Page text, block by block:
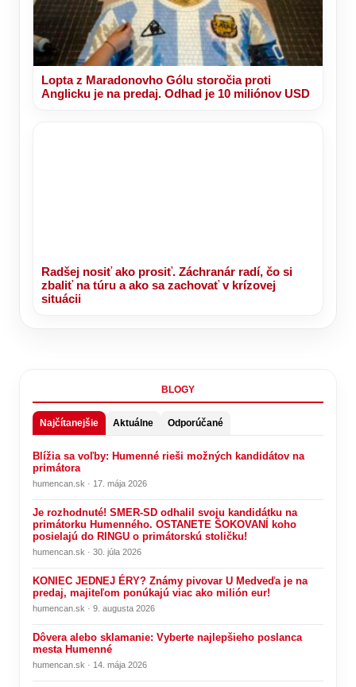
Lopta z Maradonovho Gólu storočia proti
Anglicku je na predaj. Odhad je 10 miliónov USD
Radšej nosiť ako prosiť. Záchranár radí, čo si
zbaliť na túru a ako sa zachovať v krízovej
situácii
BLOGY
Najčítanejšie Aktuálne Odporúčané
Blížia sa voľby: Humenné rieši možných kandidátov na
primátora
humencan.sk · 17. mája 2026
Je rozhodnuté! SMER-SD odhalil svoju kandidátku na
primátorku Humenného. OSTANETE ŠOKOVANÍ koho
posielajú do RINGU o primátorskú stoličku!
humencan.sk · 30. júla 2026
KONIEC JEDNEJ ÉRY? Známy pivovar U Medveďa je na
predaj, majiteľom ponúkajú viac ako milión eur!
humencan.sk · 9. augusta 2026
Dôvera alebo sklamanie: Vyberte najlepšieho poslanca
mesta Humenné
humencan.sk · 14. mája 2026